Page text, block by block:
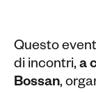
Questo
di incontri, a
Bossan,